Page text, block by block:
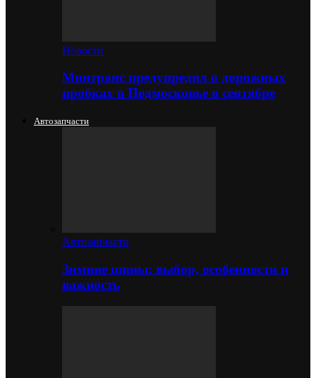
Новости
Минтранс предупредил о дорожных
пробках в Подмосковье в сентябре
Автозапчасти
Автозапчасти
Зимние шины: выбор, особенности и
важность